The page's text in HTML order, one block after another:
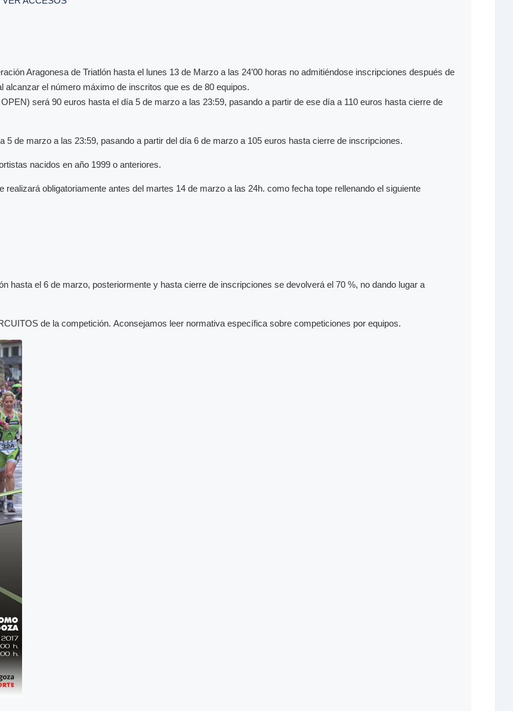
Aragonesa de Triatlón hasta el lunes 13 de Marzo a las 24’00 horas no admitiéndose inscripciones después de
el número máximo de inscritos que es de 80 equipos.
será 90 euros hasta el día 5 de marzo a las 23:59, pasando a partir de ese día a 110 euros hasta cierre de
de marzo a las 23:59, pasando a partir del día 6 de marzo a 105 euros hasta cierre de inscripciones.
nacidos en año 1999 o anteriores.
obligatoriamente antes del martes 14 de marzo a las 24h. como fecha tope rellenando el siguiente
hasta el 6 de marzo, posteriormente y hasta cierre de inscripciones se devolverá el 70 %, no dando lugar a
de la competición. Aconsejamos leer normativa específica sobre competiciones por equipos.